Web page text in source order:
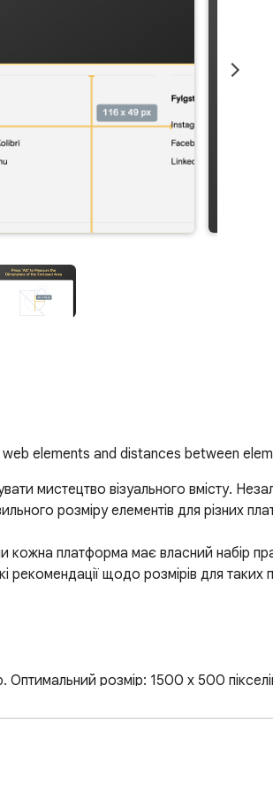
elements and distances between
мистецтво візуального вмісту.
розміру елементів для різних
кожна платформа має власний набір
рекомендації щодо розмірів для таких
розмір: 1500 x 500
Залучайте своїх підписників